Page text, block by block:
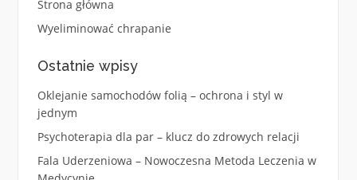
Strona główna
Wyeliminować chrapanie
Ostatnie wpisy
Oklejanie samochodów folią – ochrona i styl w
jednym
Psychoterapia dla par – klucz do zdrowych relacji
Fala Uderzeniowa – Nowoczesna Metoda Leczenia w